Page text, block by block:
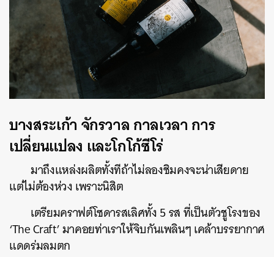
บางสระเก้า จักรวาล กาลเวลา การ
เปลี่ยนแปลง และโกโก้ซีโร่
มาถึงแหล่งผลิตทั้งทีถ้าไม่ลองชิมคงจะน่าเสียดาย
แต่ไม่ต้องห่วง เพราะนิสิต
เตรียมคราฟต์โซดารสเลิศทั้ง 5 รส ที่เป็นตัวชูโรงของ
‘The Craft’ มาคอยท่าเราให้จิบกันเพลินๆ เคล้าบรรยากาศ
แดดร่มลมตก
SHARE TWEET LINE EMAIL